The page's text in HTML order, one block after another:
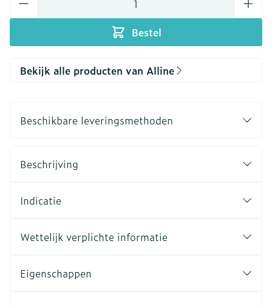
Bestel
Bekijk alle producten van Alline
Beschikbare leveringsmethoden
Beschrijving
Indicatie
Wettelijk verplichte informatie
Eigenschappen